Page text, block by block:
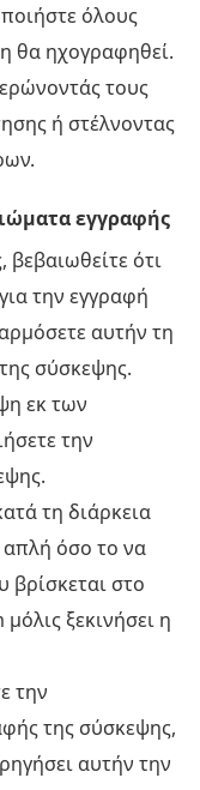
όλους
θα ηχογραφηθεί.
τους
ή στέλνοντας
εγγραφής
ότι
την εγγραφή
αυτήν τη
σύσκεψης.
εκ των
την
τη διάρκεια
απλή όσο το να
βρίσκεται στο
ξεκινήσει η
την
της σύσκεψης,
αυτήν την